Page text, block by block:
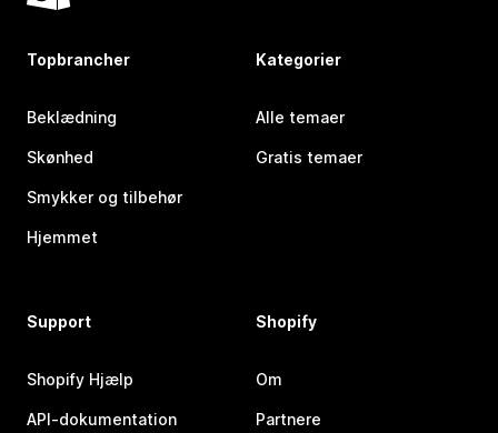
Topbrancher
Beklædning
Skønhed
Smykker og tilbehør
Hjemmet
Kategorier
Alle temaer
Gratis temaer
Support
Shopify Hjælp
API-dokumentation
Shopify
Om
Partnere